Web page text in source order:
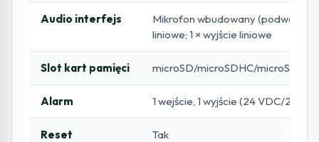
Audio interfejs
Mikrofon wbudowany (podwójny);
liniowe; 1 × wyjście liniowe
Slot kart pamięci microSD/microSDHC/microSDXC
Alarm 1 wejście, 1 wyjście (24 VDC/24
Reset Tak